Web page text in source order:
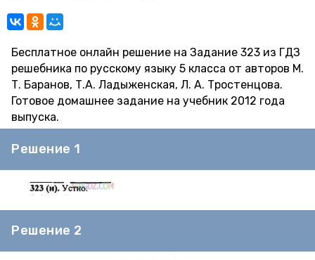
Бесплатное онлайн решение на Задание 323 из ГДЗ
решебника по русскому языку 5 класса от авторов М.
Т. Баранов, Т.А. Ладыженская, Л. А. Тростенцова.
Готовое домашнее задание на учебник 2012 года
выпуска.
Решение 1
Решение 2